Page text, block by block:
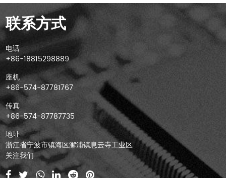
联系方式
电话
+86-18815298889
座机
+86-574-87781767
传真
+86-574-87787735
地址
浙江省宁波市镇海区澥浦镇息云寺工业区
关注我们